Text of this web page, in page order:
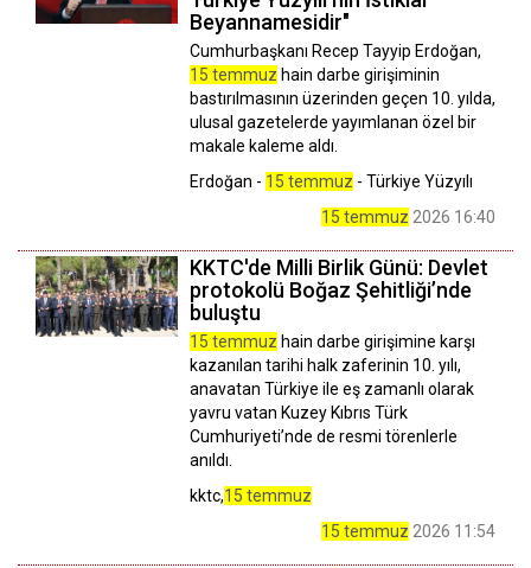
Beyannamesidir"
Cumhurbaşkanı Recep Tayyip Erdoğan,
15 temmuz hain darbe girişiminin
bastırılmasının üzerinden geçen 10. yılda,
ulusal gazetelerde yayımlanan özel bir
makale kaleme aldı.
Erdoğan - 15 temmuz - Türkiye Yüzyılı
15 temmuz 2026 16:40
KKTC'de Milli Birlik Günü: Devlet
protokolü Boğaz Şehitliği’nde
buluştu
15 temmuz hain darbe girişimine karşı
kazanılan tarihi halk zaferinin 10. yılı,
anavatan Türkiye ile eş zamanlı olarak
yavru vatan Kuzey Kıbrıs Türk
Cumhuriyeti’nde de resmi törenlerle
anıldı.
kktc,15 temmuz
15 temmuz 2026 11:54